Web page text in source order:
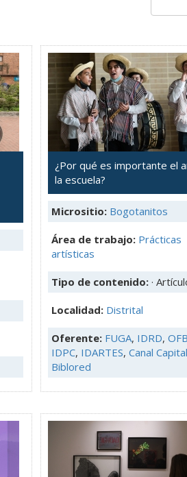
¿Por qué es importante el
la escuela?
Micrositio: Bogotanitos
Área de trabajo: Prácticas
artísticas
Tipo de contenido: ·
Localidad: Distrital
Oferente: FUGA, IDRD, OFB
IDPC, IDARTES, Canal Capital
Biblored